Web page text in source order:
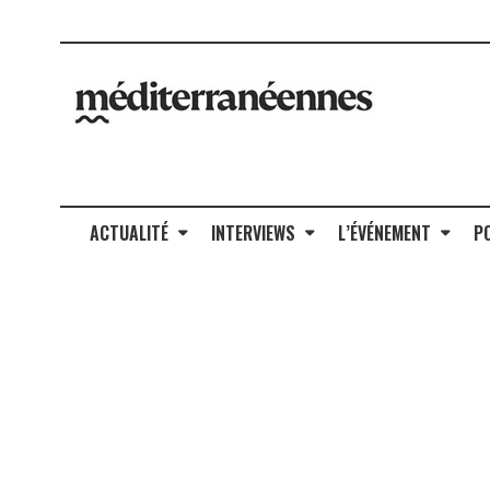
ACTUALITÉ INTERVIEWS L’ÉVÉNEMENT